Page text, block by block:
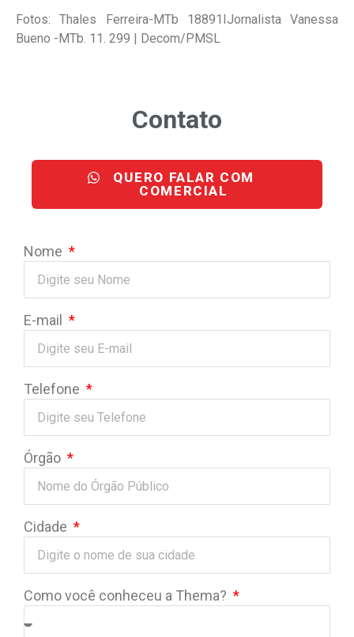
Fotos: Thales Ferreira-MTb 18891IJornalista Vanessa
Bueno -MTb. 11. 299 | Decom/PMSL
Contato
QUERO FALAR COM
COMERCIAL
Nome
E-mail
Telefone
Órgão
Cidade
Como você conheceu a Thema?